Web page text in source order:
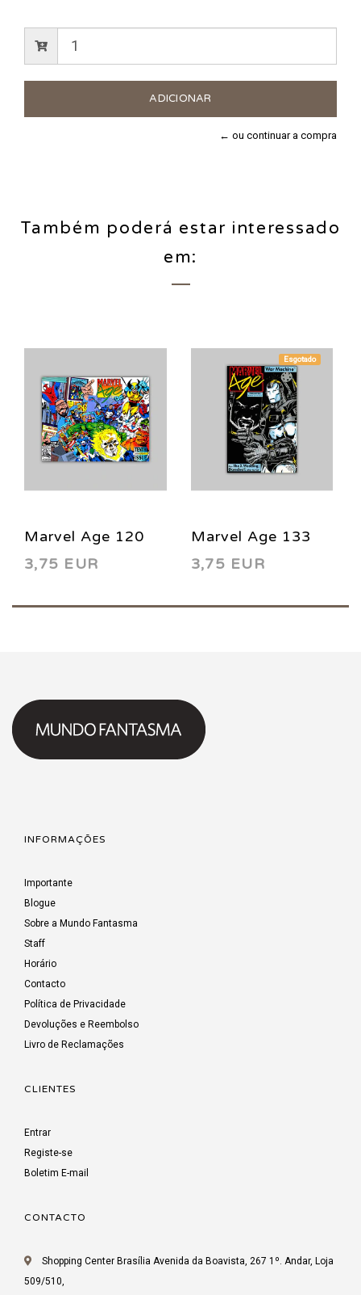
← ou continuar a compra
Também poderá estar interessado
em:
Marvel Age 120
1993
3,75 EUR
Esgotado
Marvel Age 133
1994
3,75 EUR
INFORMAÇÕES
Importante
Blogue
Sobre a Mundo Fantasma
Staff
Horário
Contacto
Política de Privacidade
Devoluções e Reembolso
Livro de Reclamações
CLIENTES
Entrar
Registe-se
Boletim E-mail
CONTACTO
Shopping Center Brasília Avenida da Boavista, 267 1º. Andar, Loja
509/510,